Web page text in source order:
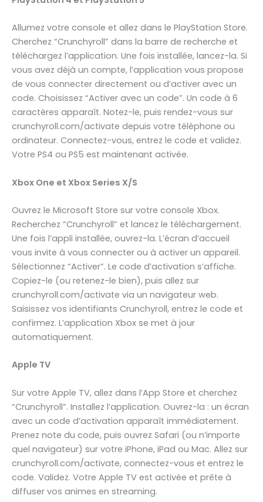
Allumez votre console et allez dans le PlayStation Store.
Cherchez “Crunchyroll” dans la barre de recherche et
téléchargez l’application. Une fois installée, lancez-la. Si
vous avez déjà un compte, l’application vous propose
de vous connecter directement ou d’activer avec un
code. Choisissez “Activer avec un code”. Un code à 6
caractères apparaît. Notez-le, puis rendez-vous sur
crunchyroll.com/activate depuis votre téléphone ou
ordinateur. Connectez-vous, entrez le code et validez.
Votre PS4 ou PS5 est maintenant activée.
Xbox One et Xbox Series X/S
Ouvrez le Microsoft Store sur votre console Xbox.
Recherchez “Crunchyroll” et lancez le téléchargement.
Une fois l’appli installée, ouvrez-la. L’écran d’accueil
vous invite à vous connecter ou à activer un appareil.
Sélectionnez “Activer”. Le code d’activation s’affiche.
Copiez-le (ou retenez-le bien), puis allez sur
crunchyroll.com/activate via un navigateur web.
Saisissez vos identifiants Crunchyroll, entrez le code et
confirmez. L’application Xbox se met à jour
automatiquement.
Apple TV
Sur votre Apple TV, allez dans l’App Store et cherchez
“Crunchyroll”. Installez l’application. Ouvrez-la : un écran
avec un code d’activation apparaît immédiatement.
Prenez note du code, puis ouvrez Safari (ou n’importe
quel navigateur) sur votre iPhone, iPad ou Mac. Allez sur
crunchyroll.com/activate, connectez-vous et entrez le
code. Validez. Votre Apple TV est activée et prête à
diffuser vos animes en streaming.